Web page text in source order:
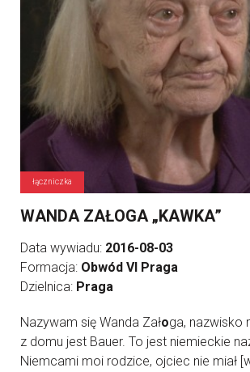
łączniczka
WANDA ZAŁOGA „KAWKA”
Data wywiadu: 2016-08-03
Formacja: Obwód VI Praga
Dzielnica: Praga
Nazywam się Wanda Załoga, nazwisko
z domu jest Bauer. To jest niemieckie
Niemcami moi rodzice, ojciec nie miał